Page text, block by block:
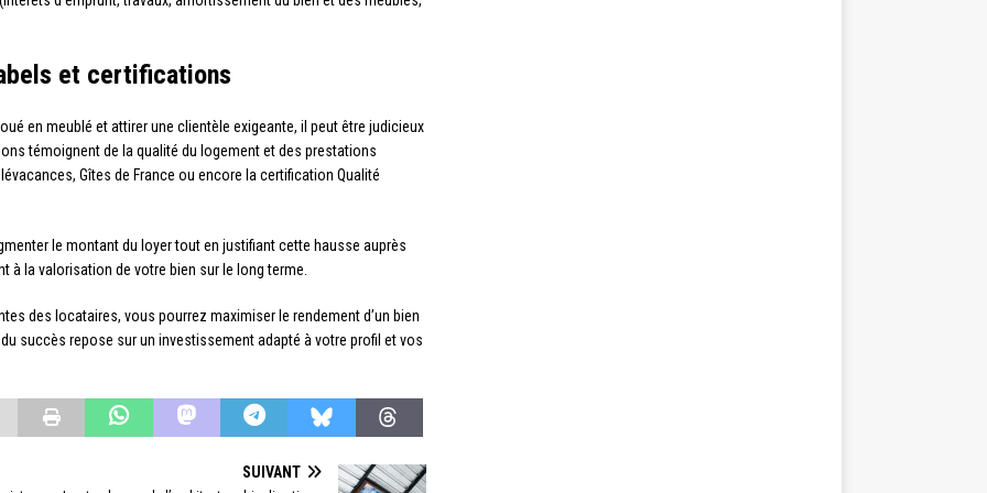
et certifications
en meublé et attirer une clientèle exigeante, il peut être judicieux
témoignent de la qualité du logement et des prestations
Gîtes de France ou encore la certification Qualité
le montant du loyer tout en justifiant cette hausse auprès
la valorisation de votre bien sur le long terme.
des locataires, vous pourrez maximiser le rendement d’un bien
succès repose sur un investissement adapté à votre profil et vos
SUIVANT